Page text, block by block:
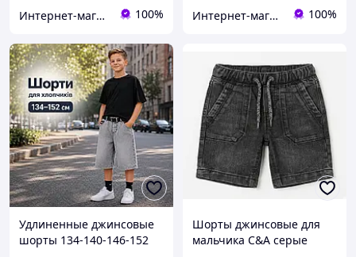
Интернет-магазин "Помаранчик" 100% Интернет-магазин "Помаранчик" 100%
Удлиненные джинсовые
шорты 134-140-146-152
Шорты джинсовые для
мальчика C&A серые